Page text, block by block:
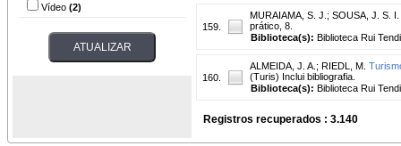
Vídeo (2)
159.
MURAIAMA, S. J. ; SOUSA, J. S. I.
prático, 8.
Biblioteca(s): Biblioteca Rui
160.
ALMEIDA, J. A. ; RIEDL, M.
(Turis) Inclui bibliografia.
Biblioteca(s): Biblioteca Rui
Registros recuperados : 3.140